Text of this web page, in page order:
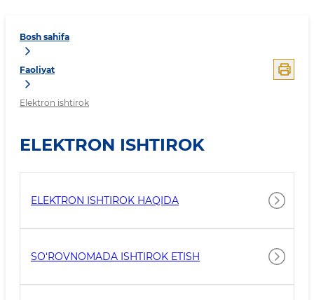
Bosh sahifa
Faoliyat
Elektron ishtirok
ELEKTRON ISHTIROK
ELEKTRON ISHTIROK HAQIDA
SO‘ROVNOMADA ISHTIROK ETISH